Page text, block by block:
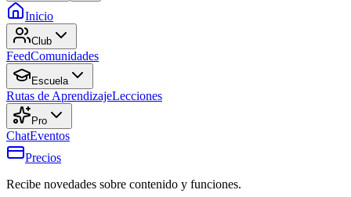
Inicio
Club
FeedComunidades
Escuela
Rutas de AprendizajeLecciones
Pro
ChatEventos
Precios
Recibe novedades sobre contenido y funciones.